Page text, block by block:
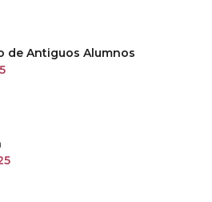
de Antiguos Alumnos